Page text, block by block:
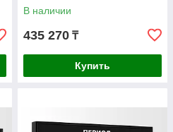
В наличии
435 270 ₸
Купить